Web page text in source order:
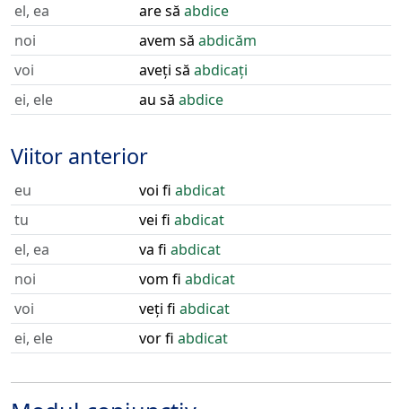
el, ea
are să abdice
noi
avem să abdicăm
voi
aveți să abdicați
ei, ele
au să abdice
Viitor anterior
eu voi fi abdicat
tu
vei fi abdicat
el, ea
va fi abdicat
noi
vom fi abdicat
voi
veți fi abdicat
ei, ele
vor fi abdicat